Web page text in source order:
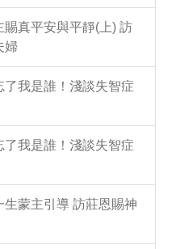
真平安與平靜(上) 訪
婦
我是誰！淺談失智症
我是誰！淺談失智症
蒙主引導 訪莊恩賜神